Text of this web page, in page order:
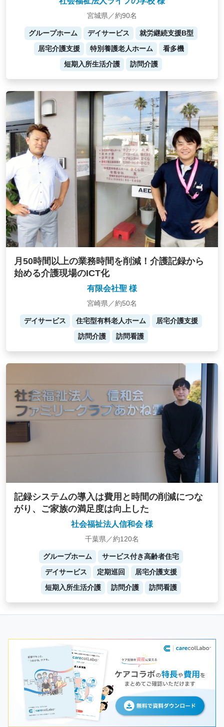
宮城県／約90名
グループホーム デイサービス
就労継続支援B型
居宅介護支援
特別養護老人ホーム
看多機
短期入所生活介護
訪問介護
月50時間以上の業務時間を削減！介護記録から
始める介護現場のICT化
有限会社聖 様
宮崎県／約50名
デイサービス 住宅型有料老人ホーム
居宅介護支援
訪問介護
訪問看護
記録システムの導入は費用と時間の削減につな
がり、ご家族の満足度は向上した
社会福祉法人信和会 様
千葉県／約120名
グループホーム
サービス付き高齢者住宅
デイサービス
定期巡回
居宅介護支援
短期入所生活介護
訪問介護 訪問看護